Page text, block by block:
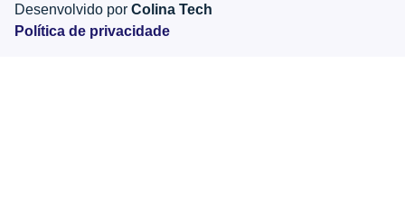
Desenvolvido por Colina Tech
Política de privacidade